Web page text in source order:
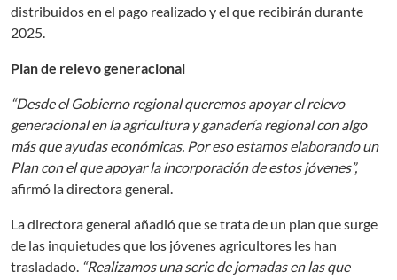
distribuidos en el pago realizado y el que recibirán durante
2025.
Plan de relevo generacional
“Desde el Gobierno regional queremos apoyar el relevo
generacional en la agricultura y ganadería regional con algo
más que ayudas económicas. Por eso estamos elaborando un
Plan con el que apoyar la incorporación de estos jóvenes”,
afirmó la directora general.
La directora general añadió que se trata de un plan que surge
de las inquietudes que los jóvenes agricultores les han
trasladado. “Realizamos una serie de jornadas en las que